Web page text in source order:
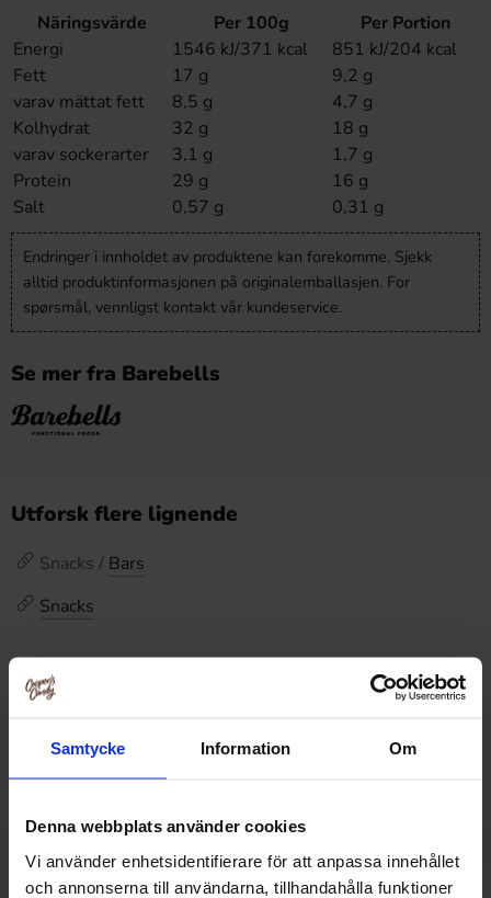
Samtycke Information Om
Denna webbplats använder cookies
Vi använder enhetsidentifierare för att anpassa innehållet
och annonserna till användarna, tillhandahålla funktioner
Näringsvärde
Per 100g
Per Portion
Energi
1546 kJ/371 kcal
851 kJ/204 kcal
Fett
17 g
9,2 g
varav mättat fett
8,5 g
4,7 g
Kolhydrat
32 g
18 g
varav sockerarter
3,1 g
1,7 g
Protein
29 g
16 g
Salt
0,57 g 0,31 g
Endringer i innholdet av produktene kan forekomme. Sjekk
alltid produktinformasjonen på originalemballasjen. For
spørsmål, vennligst kontakt vår kundeservice.
Se mer fra Barebells
Utforsk flere lignende
Snacks / Bars
Snacks
Omtaler
Dette produktet har ingen anmeldelser
Prishistorikk